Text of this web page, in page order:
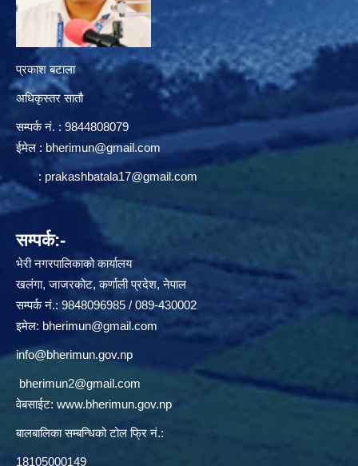
प्रकाश बटाला
अधिकृस्तर सातौ
सम्पर्क न‌ं. : 9844808079
ईमेल : bherimun@gmail.com
: prakashbatala17@gmail.com
सम्पर्क:-
भेरी नगरपालिकाको कार्यालय
खलंगा, जाजरकोट, कर्णाली प्रदेश, नेपाल
सम्पर्क नं.: 9848096985 / 089-430002
इमेल: bherimun@gmail.com
info@bherimun.gov.np
bherimun2@gmail.com
वेबसाईट: www.bherimun.gov.np
बालबालिका सम्बन्धिको टोल फ्रि नं.:
18105000149